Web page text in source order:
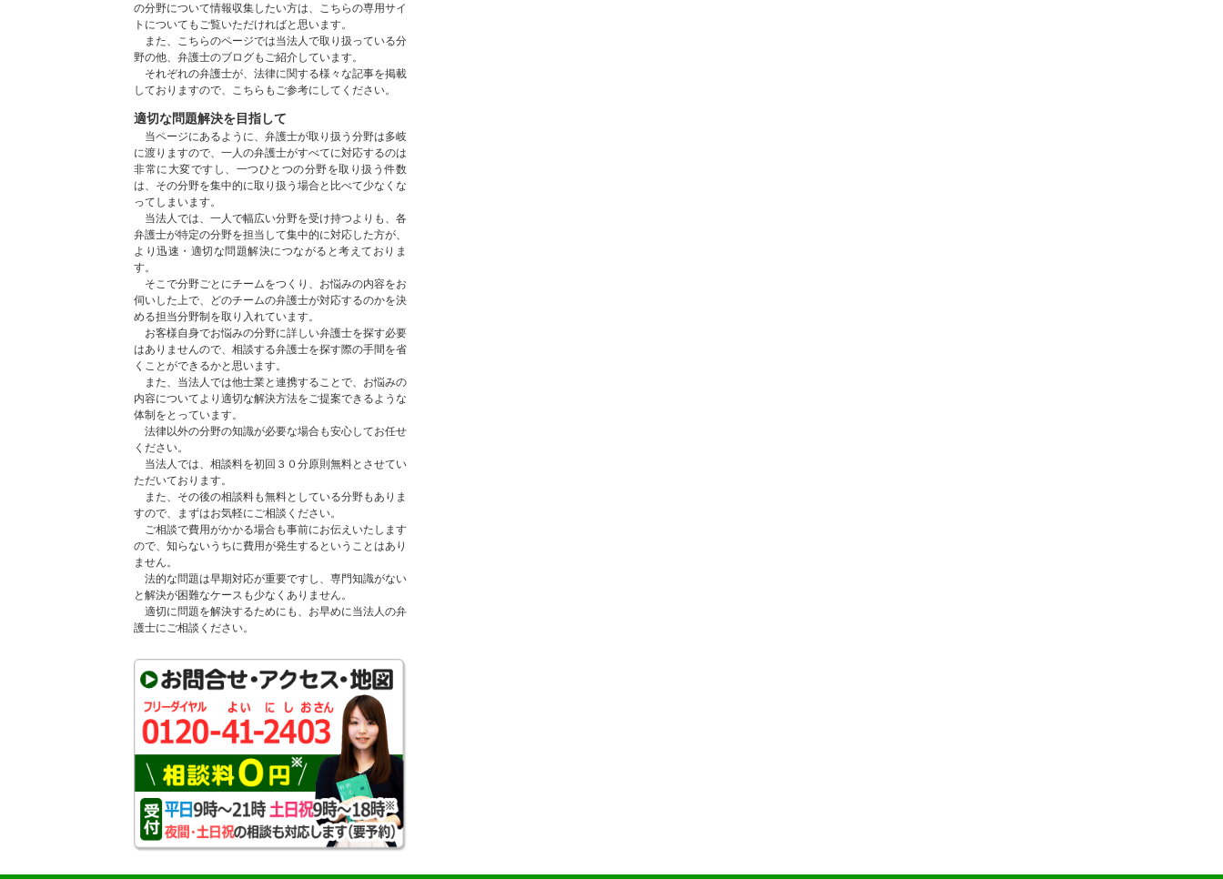
の分野について情報収集したい方は、こちらの専用サイ
トについてもご覧いただければと思います。
また、こちらのページでは当法人で取り扱っている分
野の他、弁護士のブログもご紹介しています。
それぞれの弁護士が、法律に関する様々な記事を掲載
しておりますので、こちらもご参考にしてください。
適切な問題解決を目指して
当ページにあるように、弁護士が取り扱う分野は多岐
に渡りますので、一人の弁護士がすべてに対応するのは
非常に大変ですし、一つひとつの分野を取り扱う件数
は、その分野を集中的に取り扱う場合と比べて少なくな
ってしまいます。
当法人では、一人で幅広い分野を受け持つよりも、各
弁護士が特定の分野を担当して集中的に対応した方が、
より迅速・適切な問題解決につながると考えておりま
す。
そこで分野ごとにチームをつくり、お悩みの内容をお
伺いした上で、どのチームの弁護士が対応するのかを決
める担当分野制を取り入れています。
お客様自身でお悩みの分野に詳しい弁護士を探す必要
はありませんので、相談する弁護士を探す際の手間を省
くことができるかと思います。
また、当法人では他士業と連携することで、お悩みの
内容についてより適切な解決方法をご提案できるような
体制をとっています。
法律以外の分野の知識が必要な場合も安心してお任せ
ください。
当法人では、相談料を初回３０分原則無料とさせてい
ただいております。
また、その後の相談料も無料としている分野もありま
すので、まずはお気軽にご相談ください。
ご相談で費用がかかる場合も事前にお伝えいたします
ので、知らないうちに費用が発生するということはあり
ません。
法的な問題は早期対応が重要ですし、専門知識がない
と解決が困難なケースも少なくありません。
適切に問題を解決するためにも、お早めに当法人の弁
護士にご相談ください。